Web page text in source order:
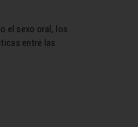
el sexo oral, los
entre las